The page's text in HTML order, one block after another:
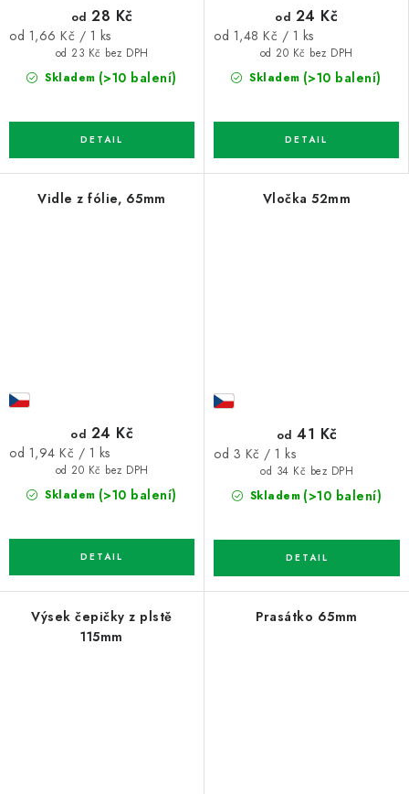
Skladem (>10 balení)
od 23 Kč bez DPH
od 28 Kč
Měrná
od 1,66 Kč / 1 ks
Skladem (>10 balení)
od 20 Kč bez DPH
od 24 Kč
Měrná
od 1,48 Kč / 1 ks
Vidle z fólie, 65mm
Skladem (>10 balení)
od 20 Kč bez DPH
od 24 Kč
Měrná
od 1,94 Kč / 1 ks
Vločka 52mm
Skladem (>10 balení)
od 34 Kč bez DPH
od 41 Kč
Měrná
od 3 Kč / 1 ks
Výsek čepičky z plstě
115mm
Prasátko 65mm